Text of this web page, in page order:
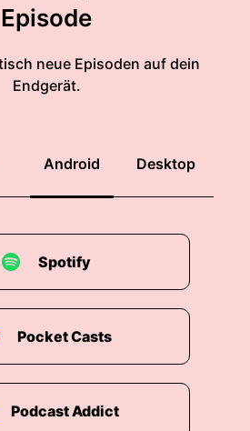
Episode
neue Episoden auf dein
Endgerät.
Android Desktop
Spotify
Pocket Casts
Podcast Addict